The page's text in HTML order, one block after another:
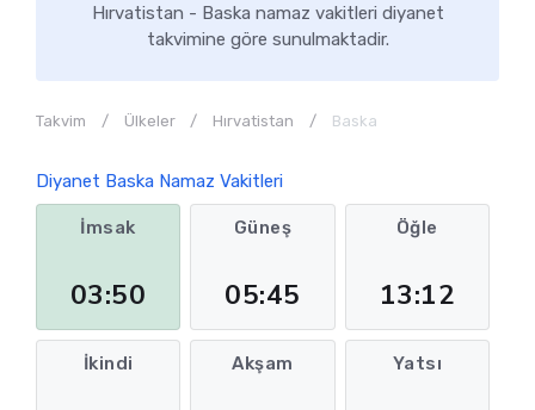
Hırvatistan - Baska namaz vakitleri diyanet
takvimine göre sunulmaktadir.
Takvim Ülkeler Hırvatistan Baska
Diyanet Baska Namaz Vakitleri
İmsak
03:50
Güneş
05:45
Öğle
13:12
İkindi Akşam Yatsı